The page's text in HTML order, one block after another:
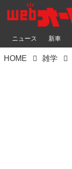
ニュース 新車
HOME 雑学